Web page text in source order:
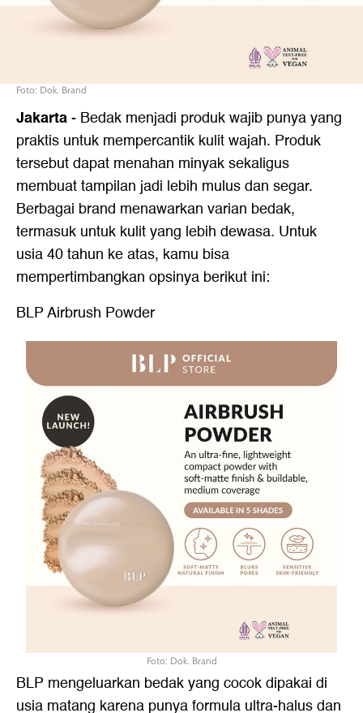
Foto: Dok. Brand
Jakarta- Bedak menjadi produk wajib punya yang
praktis untuk mempercantik kulit wajah. Produk
tersebut dapat menahan minyak sekaligus
membuat tampilan jadi lebih mulus dan segar.
Berbagai brand menawarkan varian bedak,
termasuk untuk kulit yang lebih dewasa. Untuk
usia 40 tahun ke atas, kamu bisa
mempertimbangkan opsinya berikut ini:
BLP Airbrush Powder
Foto: Dok. Brand
BLP mengeluarkan bedak yang cocok dipakai di
usia matang karena punya formula ultra-halus dan